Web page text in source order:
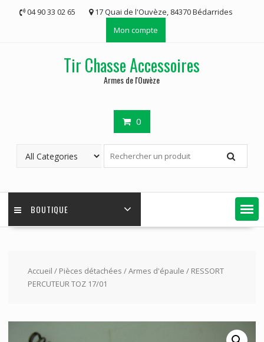
04 90 33 02 65
17 Quai de l'Ouvèze, 84370 Bédarrides
Mon compte
Tir Chasse Accessoires
Armes de l'Ouvèze
0
BOUTIQUE
Accueil / Pièces détachées /Armes d'épaule / RESSORT
PERCUTEUR TOZ 17/01